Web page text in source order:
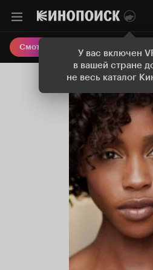
У вас включен
в вашей стране
не весь каталог
Смотреть кино